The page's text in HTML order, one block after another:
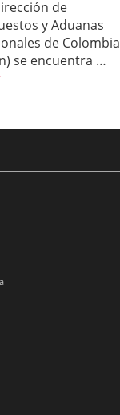
de
y Aduanas
de Colombia
se encuentra …